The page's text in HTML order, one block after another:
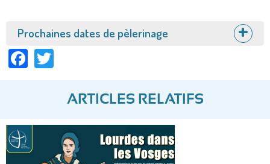
Afficher
Prochaines dates de pèlerinage
Facebook
ARTICLES RELATIFS